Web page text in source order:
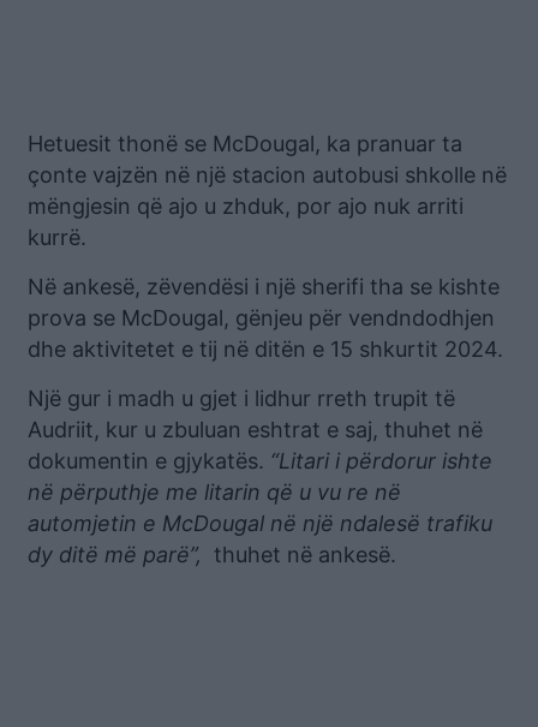
Hetuesit thonë se McDougal, ka pranuar ta
çonte vajzën në një stacion autobusi shkolle në
mëngjesin që ajo u zhduk, por ajo nuk arriti
kurrë.
Në ankesë, zëvendësi i një sherifi tha se kishte
prova se McDougal, gënjeu për vendndodhjen
dhe aktivitetet e tij në ditën e 15 shkurtit 2024.
Një gur i madh u gjet i lidhur rreth trupit të
Audriit, kur u zbuluan eshtrat e saj, thuhet në
dokumentin e gjykatës. “Litari i përdorur ishte
në përputhje me litarin që u vu re në
automjetin e McDougal në një ndalesë trafiku
dy ditë më parë”,
thuhet në ankesë.